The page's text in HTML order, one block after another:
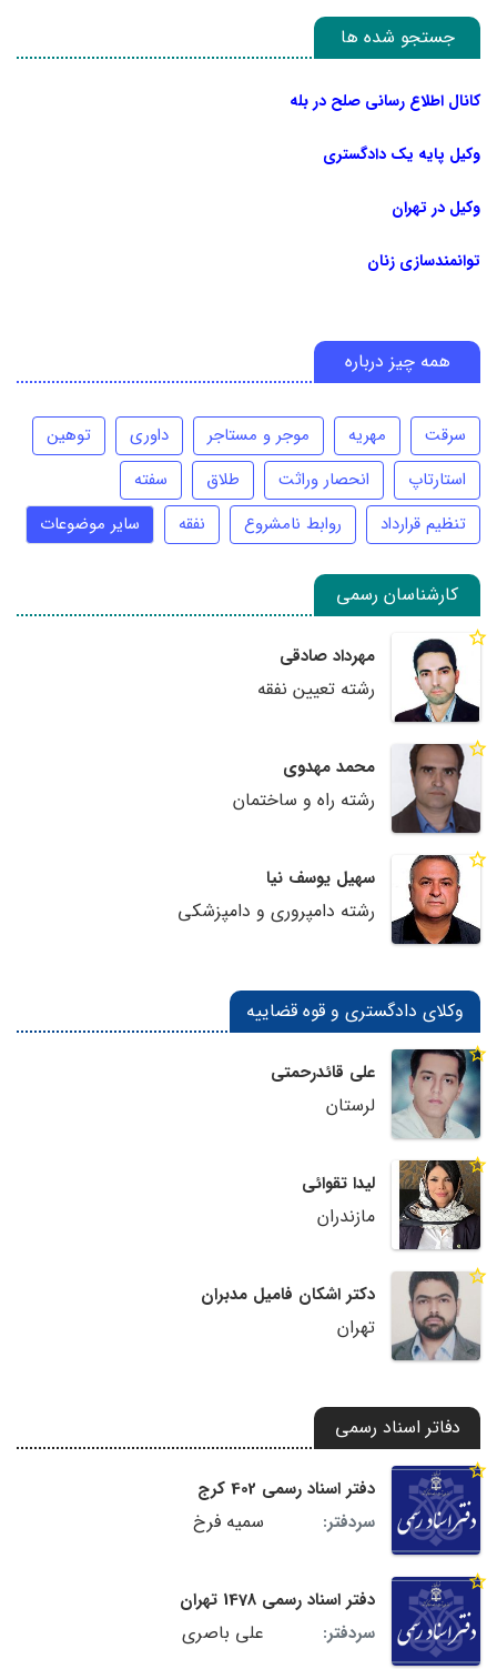
جستجو شده ها
کانال اطلاع رسانی صلح در بله
وکیل پایه یک دادگستری
وکیل در تهران
توانمندسازی زنان
همه چیز درباره
سرقت مهریه موجر و مستاجر داوری
توهین
استارتاپ
انحصار وراثت طلاق
سفته
تنظیم قرارداد
روابط نامشروع نفقه سایر موضوعات
کارشناسان رسمی
مهرداد صادقی
رشته تعیین نفقه
محمد مهدوی
رشته راه و ساختمان
سهیل یوسف نیا
رشته دامپروری و دامپزشکی
وکلای دادگستری و قوه قضاییه
علی قائدرحمتی
لرستان
لیدا تقوائی
مازندران
دکتر اشکان فامیل مدبران
تهران
دفاتر اسناد رسمی
دفتر اسناد رسمی 402 کرج
سردفتر:
سمیه فرخ
دفتر اسناد رسمی 1478 تهران
سردفتر:
علی باصری